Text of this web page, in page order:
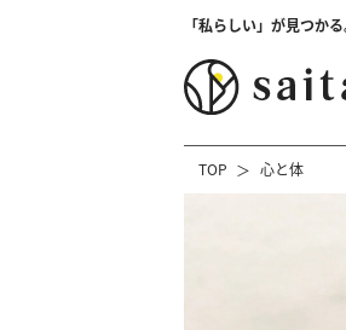
「私らしい」が見つか
TOP 心と体